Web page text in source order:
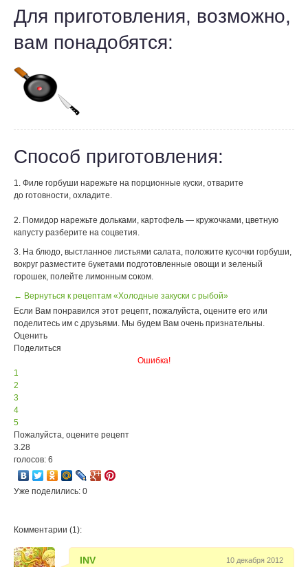
Для приготовления, возможно,
вам понадобятся:
Способ приготовления:
1. Филе горбуши нарежьте на порционные куски, отварите
до готовности, охладите.
2. Помидор нарежьте дольками, картофель — кружочками, цветную
капусту разберите на соцветия.
3. На блюдо, выстланное листьями салата, положите кусочки горбуши,
вокруг разместите букетами подготовленные овощи и зеленый
горошек, полейте лимонным соком.
← Вернуться к рецептам «Холодные закуски с рыбой»
Если Вам понравился этот рецепт, пожалуйста, оцените его или
поделитесь им с друзьями. Мы будем Вам очень признательны.
Оценить
Поделиться
Ошибка!
1
2
3
4
5
Пожалуйста, оцените рецепт
3.28
голосов: 6
Уже поделились: 0
Комментарии (1):
INV 10 декабря 2012